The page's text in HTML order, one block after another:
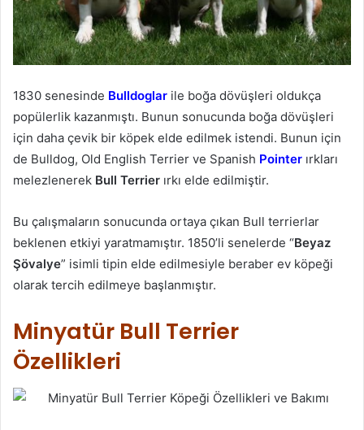
1830 senesinde Bulldoglar ile boğa dövüşleri oldukça
popülerlik kazanmıştı. Bunun sonucunda boğa dövüşleri
için daha çevik bir köpek elde edilmek istendi. Bunun için
de Bulldog, Old English Terrier ve Spanish Pointer ırkları
melezlenerek Bull Terrier ırkı elde edilmiştir.
Bu çalışmaların sonucunda ortaya çıkan Bull terrierlar
beklenen etkiyi yaratmamıştır. 1850’li senelerde “Beyaz
Şövalye” isimli tipin elde edilmesiyle beraber ev köpeği
olarak tercih edilmeye başlanmıştır.
Minyatür Bull Terrier
Özellikleri